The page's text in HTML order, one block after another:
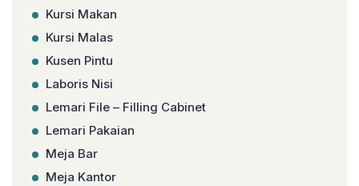
Kursi Makan
Kursi Malas
Kusen Pintu
Laboris Nisi
Lemari File – Filling Cabinet
Lemari Pakaian
Meja Bar
Meja Kantor